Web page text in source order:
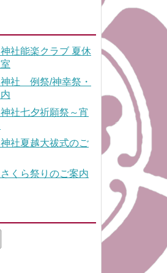
社能楽クラブ 夏休
社 例祭/神幸祭・
社七夕祈願祭～宵
社夏越大祓式のご
くら祭りのご案内